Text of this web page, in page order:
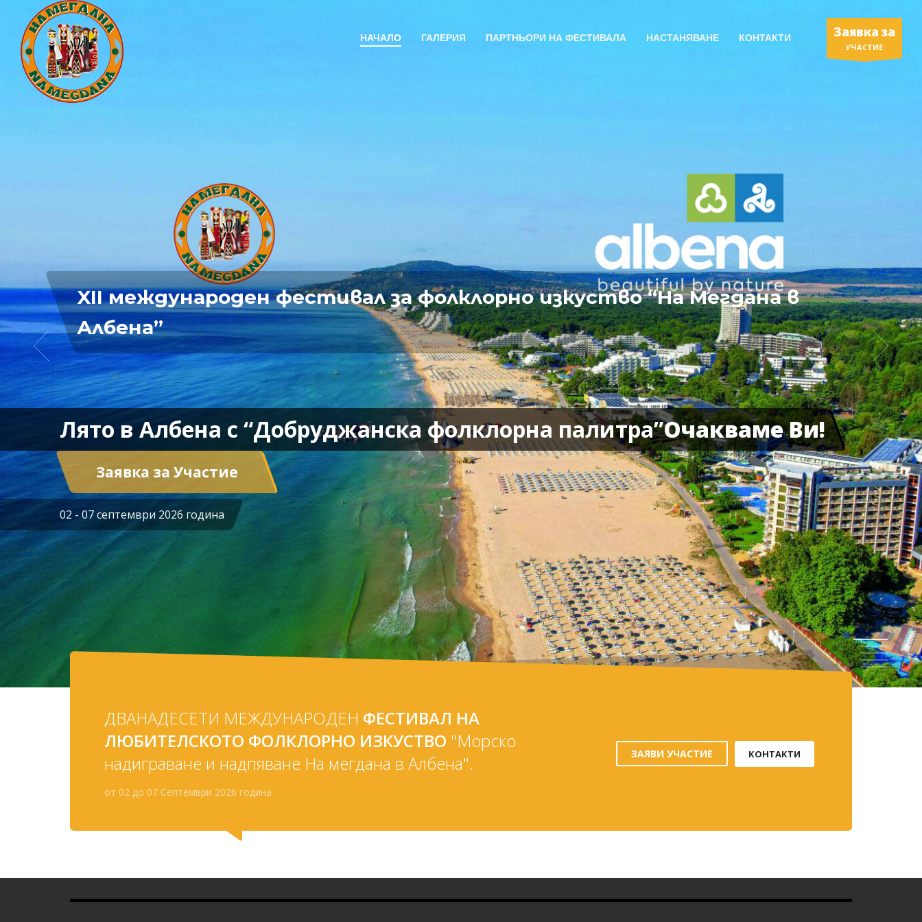
НАЧАЛО ГАЛЕРИЯ ПАРТНЬОРИ НА ФЕСТИВАЛА НАСТАНЯВАНЕ КОНТАКТИ Заявка за
УЧАСТИЕ
XII международен фестивал за фолклорно изкуство “На Мегдана в
Албена”
Лято в Албена с “Добруджанска фолклорна палитра”Очакваме Ви!
Заявка за Участие
02 - 07 септември 2026 година
1
2
3
4
5
ДВАНАДЕСЕТИ МЕЖДУНАРОДЕН ФЕСТИВАЛ НА
ЛЮБИТЕЛСКОТО ФОЛКЛОРНО ИЗКУСТВО "Морско
надиграване и надпяване На мегдана в Албена".
от 02 до 07 Септември 2026 година
ЗАЯВИ УЧАСТИЕ КОНТАКТИ